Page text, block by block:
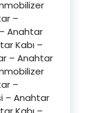
–
Anahtar
Kabı –
– Anahtar
–
– Anahtar